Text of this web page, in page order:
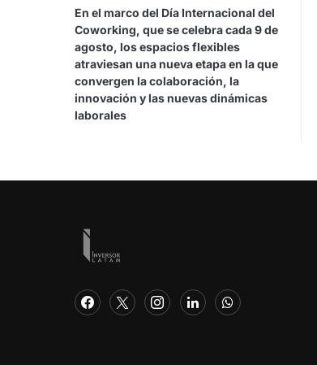
En el marco del Día Internacional del
Coworking, que se celebra cada 9 de
agosto, los espacios flexibles
atraviesan una nueva etapa en la que
convergen la colaboración, la
innovación y las nuevas dinámicas
laborales